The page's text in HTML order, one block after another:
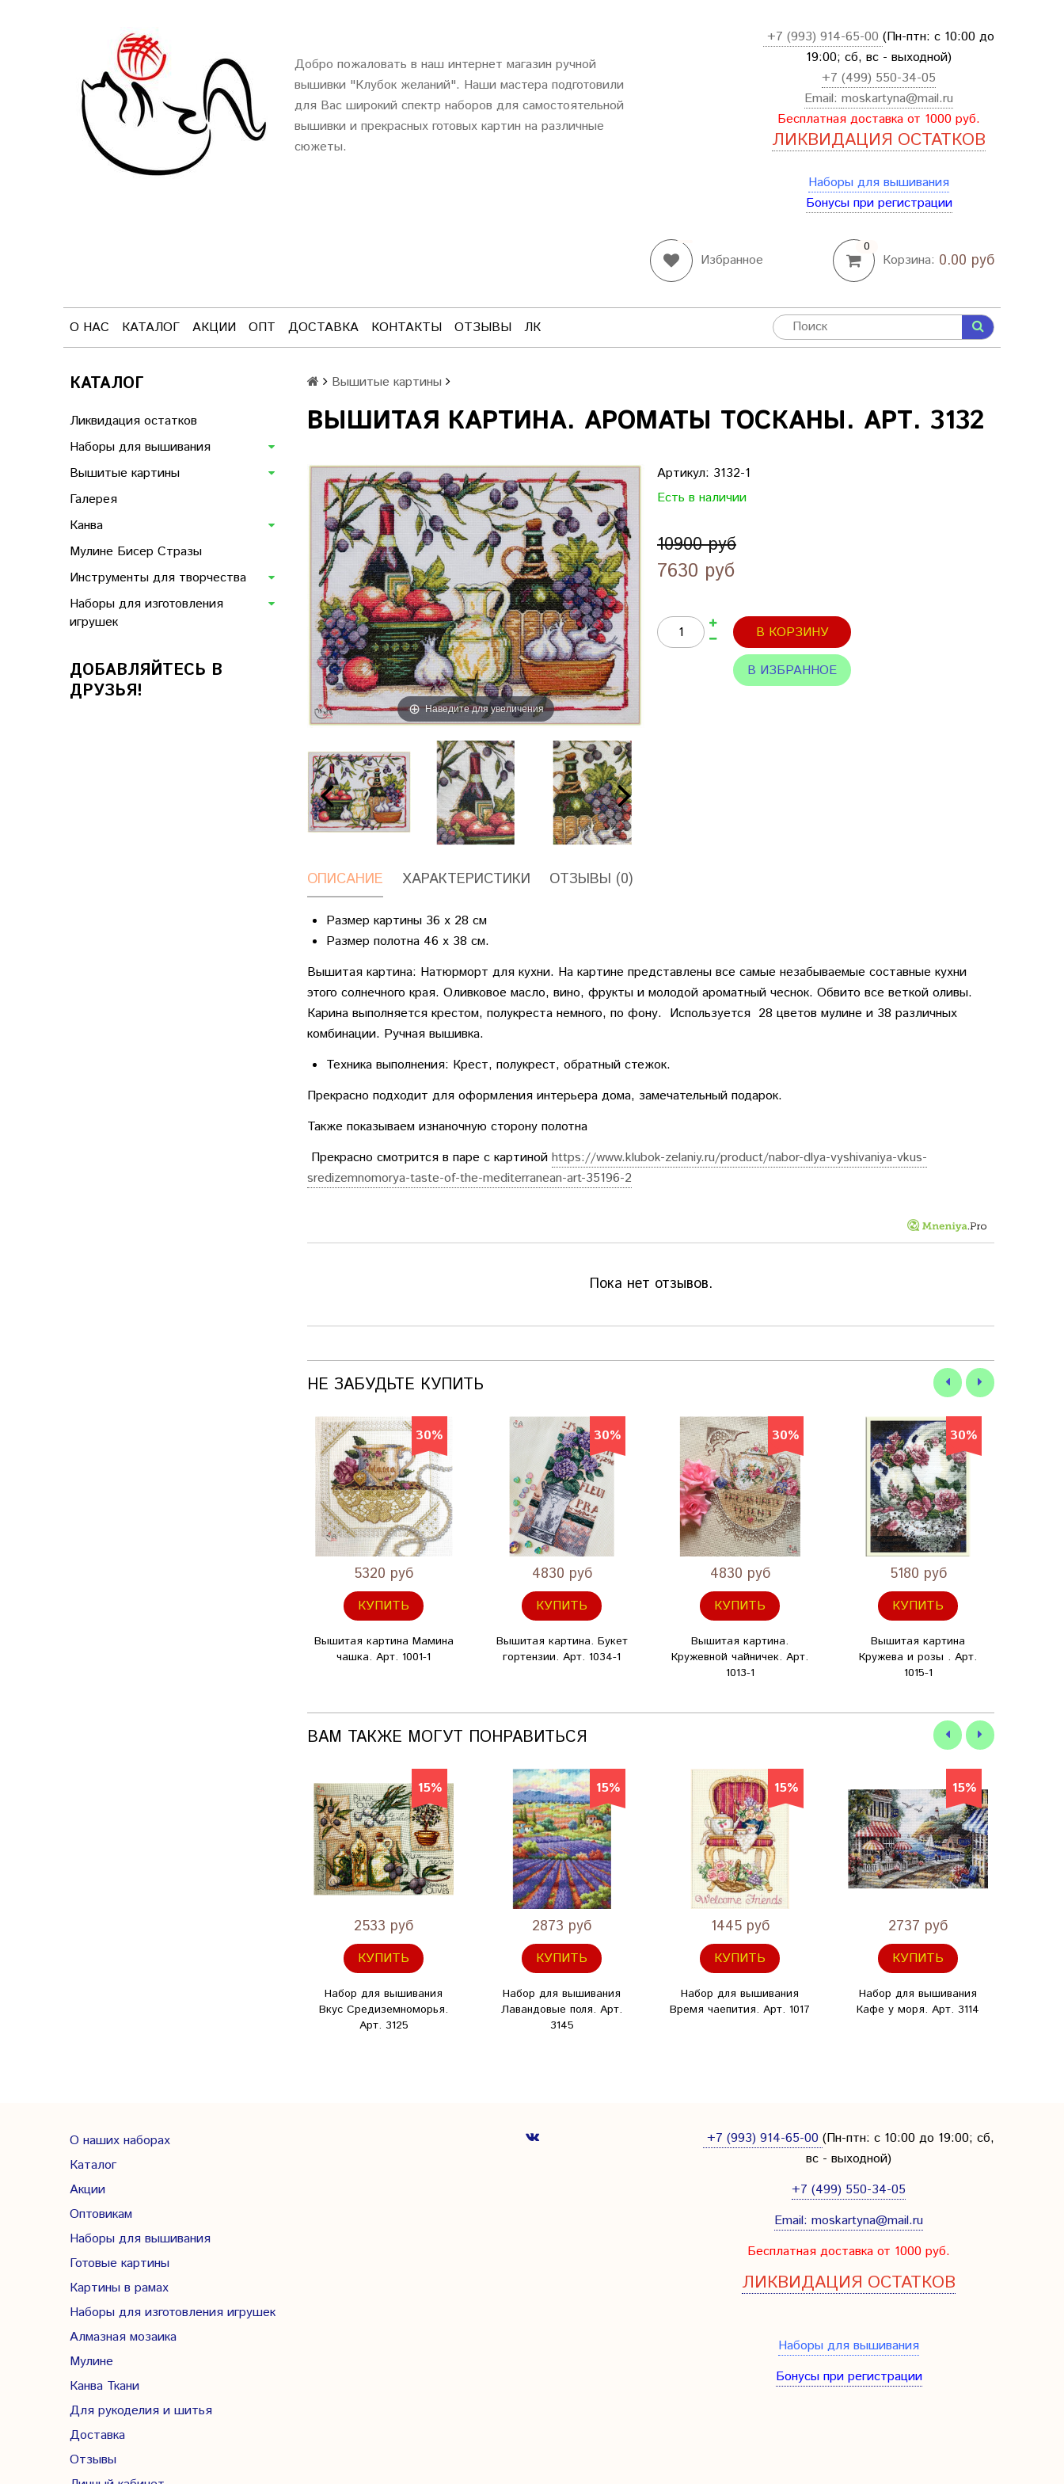
Добро пожаловать в наш интернет магазин ручной
вышивки "Клубок желаний". Наши мастера подготовили
для Вас широкий спектр наборов для самостоятельной
вышивки и прекрасных готовых картин на различные
сюжеты.
+7 (993) 914-65-00 (Пн-птн: с 10:00 до
19:00; сб, вс - выходной)
+7 (499) 550-34-05
Email: moskartyna@mail.ru
Бесплатная доставка от 1000 руб.
ЛИКВИДАЦИЯ ОСТАТКОВ
Наборы для вышивания
Бонусы при регистрации
Избранное
0
Корзина: 0.00 руб
О НАС КАТАЛОГ АКЦИИ ОПТ ДОСТАВКА КОНТАКТЫ ОТЗЫВЫ ЛК
КАТАЛОГ
Ликвидация остатков
Наборы для вышивания
Вышитые картины
Галерея
Канва
Мулине Бисер Стразы
Инструменты для творчества
Наборы для изготовления
игрушек
ДОБАВЛЯЙТЕСЬ В
ДРУЗЬЯ!
Вышитые картины
ВЫШИТАЯ КАРТИНА. АРОМАТЫ ТОСКАНЫ. АРТ. 3132
Наведите для увеличения
Артикул: 3132-1
Есть в наличии
10900 руб
7630 руб
В КОРЗИНУ
В ИЗБРАННОЕ
ОПИСАНИЕ ХАРАКТЕРИСТИКИ ОТЗЫВЫ (0)
Размер картины 36 х 28 см
Размер полотна 46 х 38 см.
Вышитая картина: Натюрморт для кухни. На картине представлены все самые незабываемые составные кухни
этого солнечного края. Оливковое масло, вино, фрукты и молодой ароматный чеснок. Обвито все веткой оливы.
Карина выполняется крестом, полукреста немного, по фону. Используется 28 цветов мулине и 38 различных
комбинации. Ручная вышивка.
Техника выполнения: Крест, полукрест, обратный стежок.
Прекрасно подходит для оформления интерьера дома, замечательный подарок.
Также показываем изнаночную сторону полотна
Прекрасно смотрится в паре с картиной https://www.klubok-zelaniy.ru/product/nabor-dlya-vyshivaniya-vkus-
sredizemnomorya-taste-of-the-mediterranean-art-35196-2
Пока нет отзывов.
НЕ ЗАБУДЬТЕ КУПИТЬ
30%
5320 руб
КУПИТЬ
Вышитая картина Мамина
чашка. Арт. 1001-1
30%
4830 руб
КУПИТЬ
Вышитая картина. Букет
гортензии. Арт. 1034-1
30%
4830 руб
КУПИТЬ
Вышитая картина.
Кружевной чайничек. Арт.
1013-1
30%
5180 руб
КУПИТЬ
Вышитая картина
Кружева и розы . Арт.
1015-1
ВАМ ТАКЖЕ МОГУТ ПОНРАВИТЬСЯ
15%
2533 руб
КУПИТЬ
Набор для вышивания
Вкус Средиземноморья.
Арт. 3125
15%
2873 руб
КУПИТЬ
Набор для вышивания
Лавандовые поля. Арт.
3145
15%
1445 руб
КУПИТЬ
Набор для вышивания
Время чаепития. Арт. 1017
15%
2737 руб
КУПИТЬ
Набор для вышивания
Кафе у моря. Арт. 3114
О наших наборах
Каталог
Акции
Оптовикам
Наборы для вышивания
Готовые картины
Картины в рамах
Наборы для изготовления игрушек
Алмазная мозаика
Мулине
Канва Ткани
Для рукоделия и шитья
Доставка
Отзывы
+7 (993) 914-65-00 (Пн-птн: с 10:00 до 19:00; сб,
вс - выходной)
+7 (499) 550-34-05
Email: moskartyna@mail.ru
Бесплатная доставка от 1000 руб.
ЛИКВИДАЦИЯ ОСТАТКОВ
Наборы для вышивания
Бонусы при регистрации